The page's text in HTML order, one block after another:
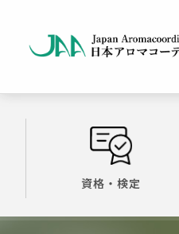
資格・検定